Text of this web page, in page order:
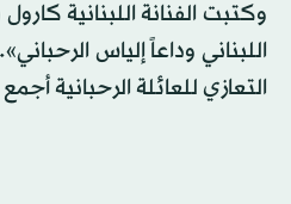
وكتبت الفنانة اللبنانية
اللبناني وداعاً إلياس
التعازي للعائلة الرحبانية